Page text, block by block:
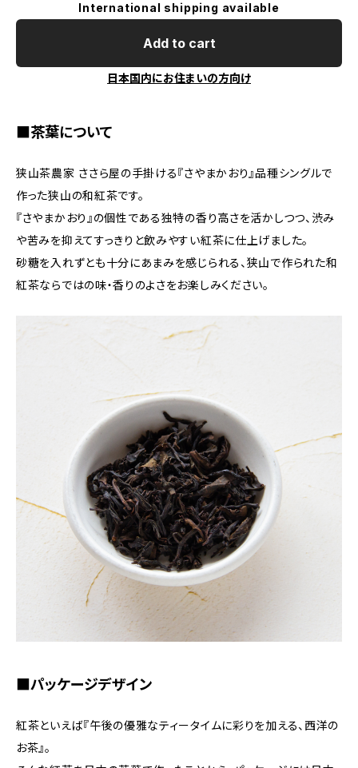
International shipping available
Add to cart
日本国内にお住まいの方向け
■茶葉について
狭山茶農家 ささら屋の手掛ける『さやまかおり』品種シングルで
作った狭山の和紅茶です。
『さやまかおり』の個性である独特の香り高さを活かしつつ、渋み
や苦みを抑えてすっきりと飲みやすい紅茶に仕上げました。
砂糖を入れずとも十分にあまみを感じられる、狭山で作られた和
紅茶ならではの味・香りのよさをお楽しみください。
■パッケージデザイン
紅茶といえば『午後の優雅なティータイムに彩りを加える、西洋の
お茶』。